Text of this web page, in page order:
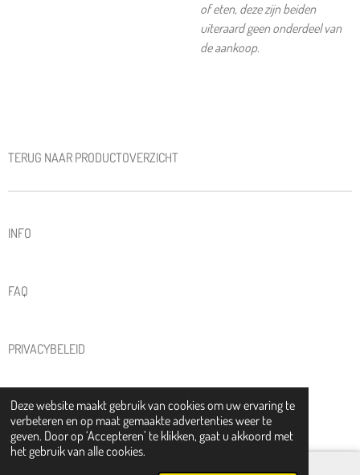
Deze website maakt gebruik van cookies om uw ervaring te
verbeteren en op maat gemaakte advertenties weer te
geven. Door op ‘Accepteren’ te klikken, gaat u akkoord met
het gebruik van alle cookies.
of eten, deze zijn beiden
uiteraard geen onderdeel van
de aankoop.
TERUG NAAR PRODUCTOVERZICHT
INFO
FAQ
PRIVACYBELEID
ALGEMENE VOORWAARDEN
© 2025 - 2026 KIKI KERAMIEK